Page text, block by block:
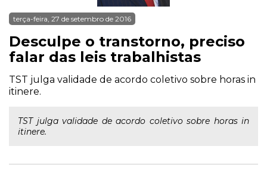
terça-feira, 27 de setembro de 2016
Desculpe o transtorno, preciso
falar das leis trabalhistas
TST julga validade de acordo coletivo sobre horas in
itinere.
TST julga validade de acordo coletivo sobre horas in
itinere.